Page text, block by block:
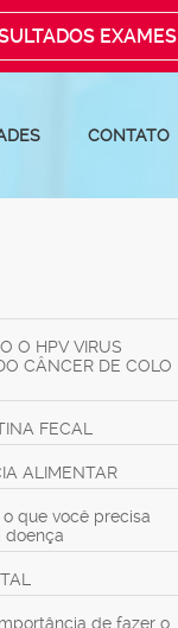
EXAMES
CONTATO
O HPV VIRUS
CÂNCER DE COLO
FECAL
ALIMENTAR
que você precisa
doença
de fazer o